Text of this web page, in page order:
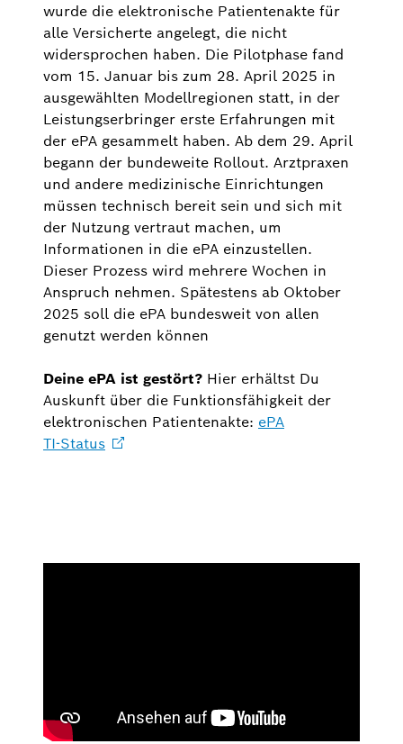
wurde die elektronische Patientenakte für
alle Versicherte angelegt, die nicht
widersprochen haben. Die Pilotphase fand
vom 15. Januar bis zum 28. April 2025 in
ausgewählten Modellregionen statt, in der
Leistungserbringer erste Erfahrungen mit
der ePA gesammelt haben. Ab dem 29. April
begann der bundeweite Rollout. Arztpraxen
und andere medizinische Einrichtungen
müssen technisch bereit sein und sich mit
der Nutzung vertraut machen, um
Informationen in die ePA einzustellen.
Dieser Prozess wird mehrere Wochen in
Anspruch nehmen. Spätestens ab Oktober
2025 soll die ePA bundesweit von allen
genutzt werden können
Deine ePA ist gestört? Hier erhältst Du
Auskunft über die Funktionsfähigkeit der
elektronischen Patientenakte: ePA
TI-Status